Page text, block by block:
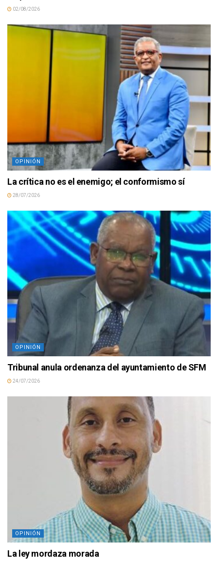
02/08/2026
OPINIÓN
La crítica no es el enemigo; el conformismo sí
28/07/2026
OPINIÓN
Tribunal anula ordenanza del ayuntamiento de SFM
24/07/2026
OPINIÓN
La ley mordaza morada